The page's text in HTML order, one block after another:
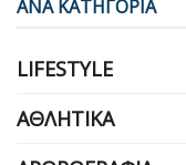
ΑΝΑ ΚΑΤΗΓΟΡΙΑ
LIFESTYLE
ΑΘΛΗΤΙΚΆ